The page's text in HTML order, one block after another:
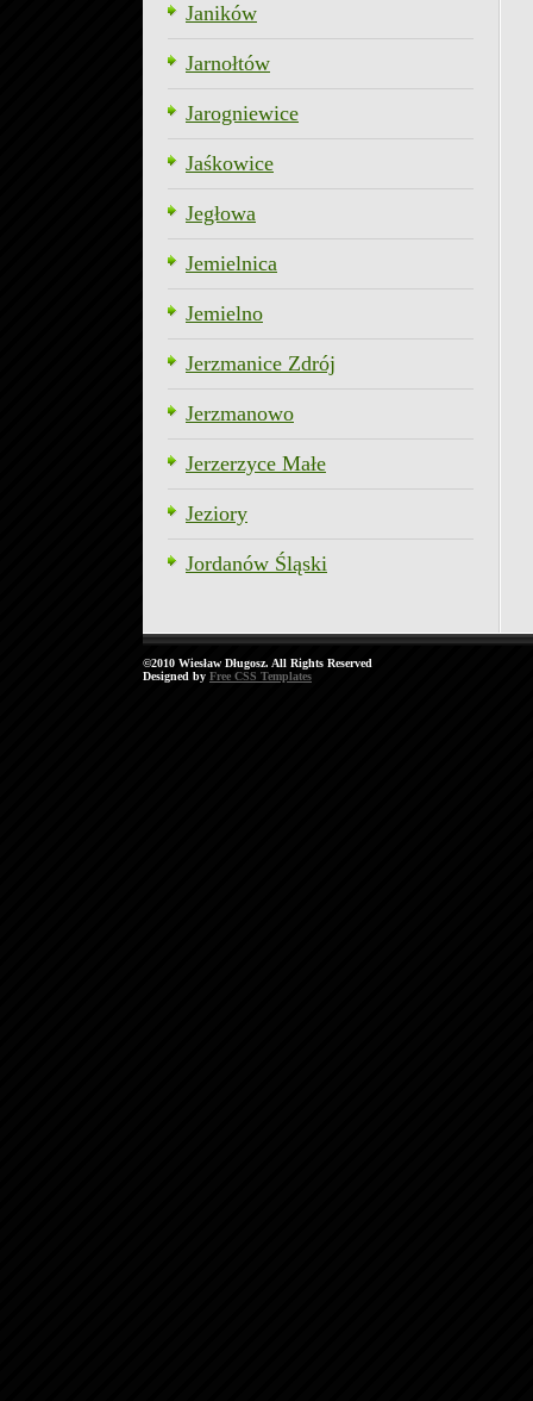
Janików
Jarnołtów
Jarogniewice
Jaśkowice
Jegłowa
Jemielnica
Jemielno
Jerzmanice Zdrój
Jerzmanowo
Jerzerzyce Małe
Jeziory
Jordanów Śląski
©2010 Wiesław Długosz. All Rights Reserved
Designed by Free CSS Templates